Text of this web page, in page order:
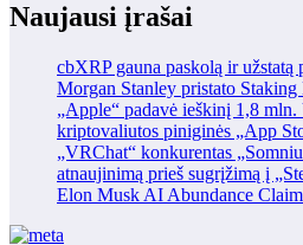
Naujausi įrašai
cbXRP gauna paskolą ir užstatą
Morgan Stanley pristato
„Apple“ padavė ieškinį 1,8
kriptovaliutos piniginės „App
„VRChat“ konkurentas
atnaujinimą prieš sugrįžimą į
Elon Musk AI Abundance